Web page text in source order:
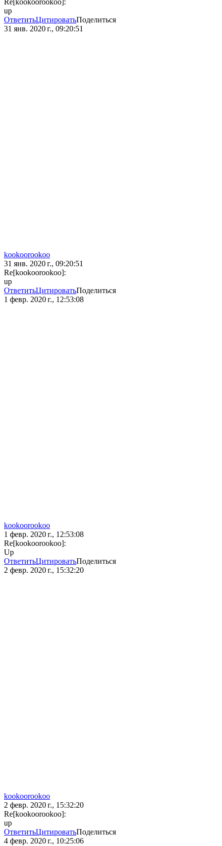
Re[kookoorookoo]:
up
ОтветитьЦитироватьПоделиться
31 янв. 2020 г., 09:20:51
kookoorookoo
31 янв. 2020 г., 09:20:51
Re[kookoorookoo]:
up
ОтветитьЦитироватьПоделиться
1 февр. 2020 г., 12:53:08
kookoorookoo
1 февр. 2020 г., 12:53:08
Re[kookoorookoo]:
Up
ОтветитьЦитироватьПоделиться
2 февр. 2020 г., 15:32:20
kookoorookoo
2 февр. 2020 г., 15:32:20
Re[kookoorookoo]:
up
ОтветитьЦитироватьПоделиться
4 февр. 2020 г., 10:25:06